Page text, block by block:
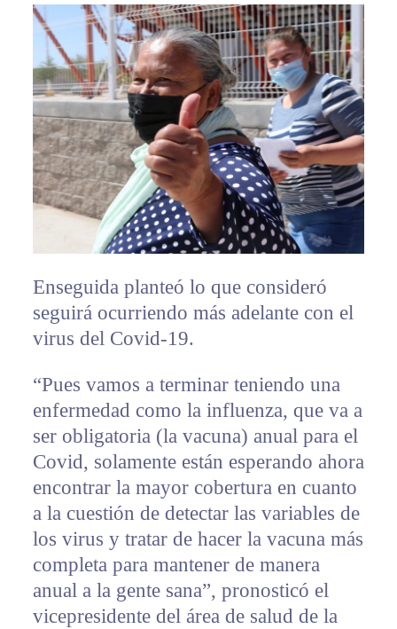
Enseguida planteó lo que consideró
seguirá ocurriendo más adelante con el
virus del Covid-19.
“Pues vamos a terminar teniendo una
enfermedad como la influenza, que va a
ser obligatoria (la vacuna) anual para el
Covid, solamente están esperando ahora
encontrar la mayor cobertura en cuanto
a la cuestión de detectar las variables de
los virus y tratar de hacer la vacuna más
completa para mantener de manera
anual a la gente sana”, pronosticó el
vicepresidente del área de salud de la